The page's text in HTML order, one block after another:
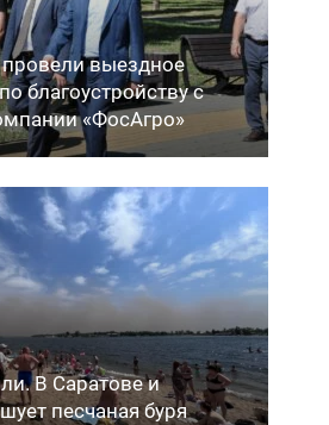
выездное
благоустройству с
«ФосАгро»
В Саратове и
песчаная буря